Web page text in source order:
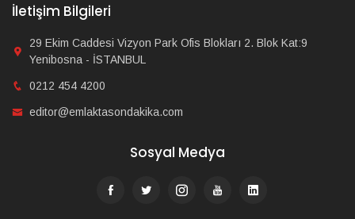
İletişim Bilgileri
29 Ekim Caddesi Vizyon Park Ofis Blokları 2. Blok Kat:9
Yenibosna - İSTANBUL
0212 454 4200
editor@emlaktasondakika.com
Sosyal Medya